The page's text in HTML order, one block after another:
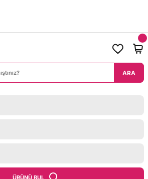
ARA
ÜRÜNÜ BUL